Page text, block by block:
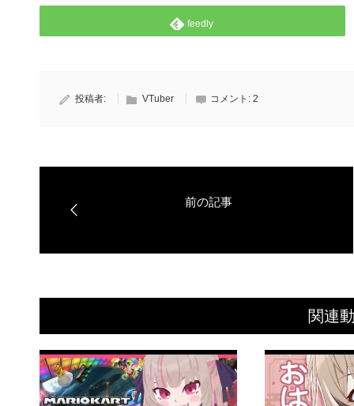
feedly
投稿者: VTuber コメント: 2
関連